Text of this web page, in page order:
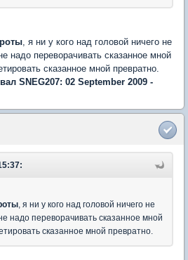
, я ни у кого над головой ничего не
надо переворачивать сказанное мной
сказанное мной превратно.
SNEG207: 02 September 2009 -
, я ни у кого над головой ничего не
надо переворачивать сказанное мной
сказанное мной превратно.